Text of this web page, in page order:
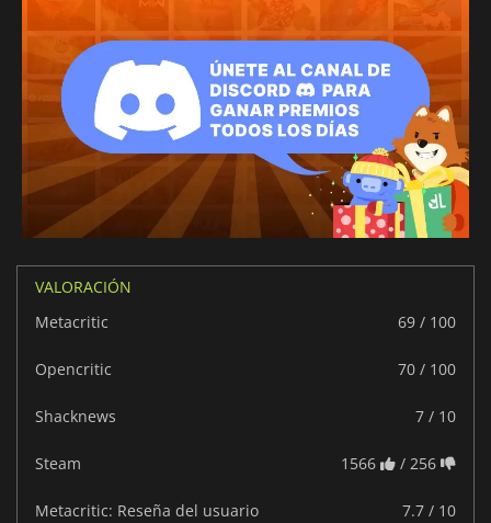
VALORACIÓN
Metacritic
69 / 100
Opencritic 70 / 100
Shacknews 7 / 10
Steam 1566 / 256
Metacritic: Reseña del usuario 7.7 / 10